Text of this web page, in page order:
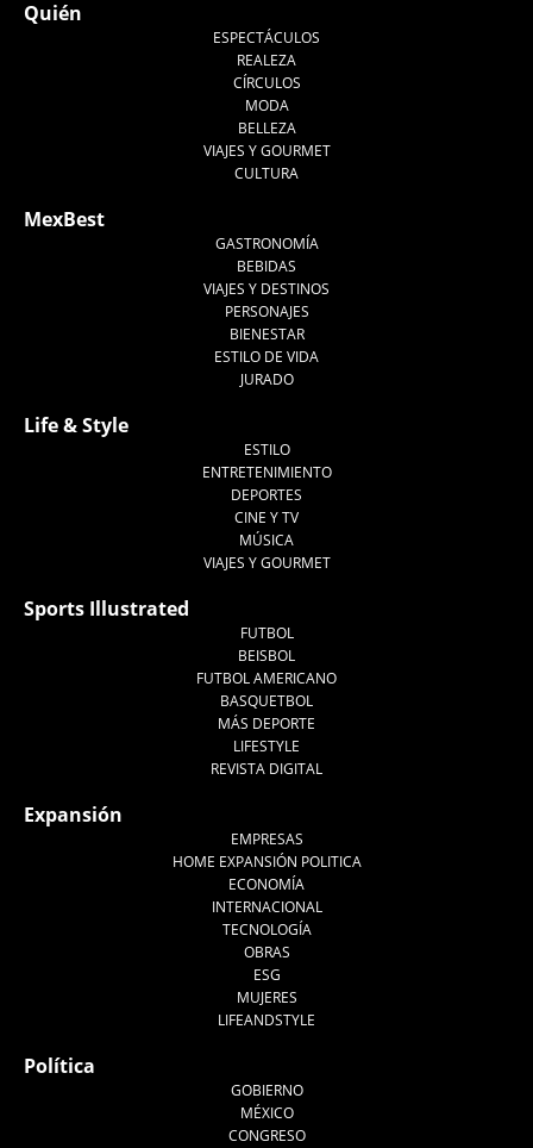
Quién
ESPECTÁCULOS
REALEZA
CÍRCULOS
MODA
BELLEZA
VIAJES Y GOURMET
CULTURA
MexBest
GASTRONOMÍA
BEBIDAS
VIAJES Y DESTINOS
PERSONAJES
BIENESTAR
ESTILO DE VIDA
JURADO
Life & Style
ESTILO
ENTRETENIMIENTO
DEPORTES
CINE Y TV
MÚSICA
VIAJES Y GOURMET
Sports Illustrated
FUTBOL
BEISBOL
FUTBOL AMERICANO
BASQUETBOL
MÁS DEPORTE
LIFESTYLE
REVISTA DIGITAL
Expansión
EMPRESAS
HOME EXPANSIÓN POLITICA
ECONOMÍA
INTERNACIONAL
TECNOLOGÍA
OBRAS
ESG
MUJERES
LIFEANDSTYLE
Política
GOBIERNO
MÉXICO
CONGRESO